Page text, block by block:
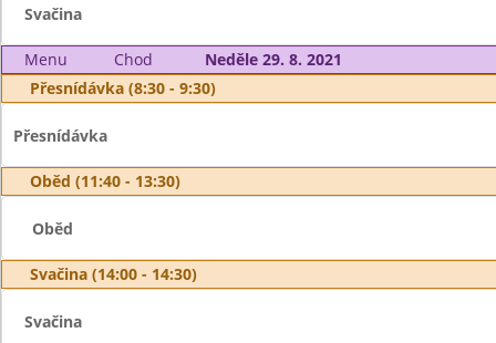
Svačina
Menu Chod
Neděle 29. 8. 2021
Přesnídávka (8:30 - 9:30)
Přesnídávka
Oběd (11:40 - 13:30)
Oběd
Svačina (14:00 - 14:30)
Svačina